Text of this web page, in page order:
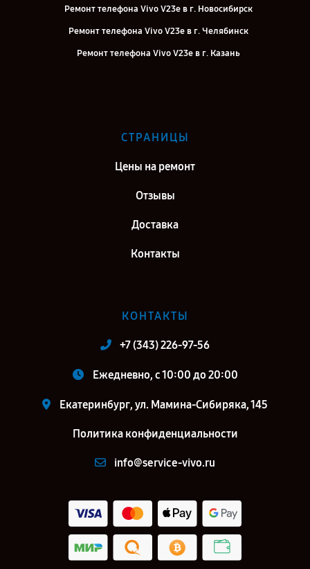
Ремонт телефона Vivo V23e в г. Новосибирск
Ремонт телефона Vivo V23e в г. Челябинск
Ремонт телефона Vivo V23e в г. Казань
Ремонт телефона Vivo V23e в г. Киров
СТРАНИЦЫ
Цены на ремонт
Отзывы
Доставка
Контакты
КОНТАКТЫ
+7 (343) 226-97-56
Ежедневно, с 10:00 до 20:00
Екатеринбург, ул. Мамина-Сибиряка, 145
Политика конфиденциальности
info@service-vivo.ru